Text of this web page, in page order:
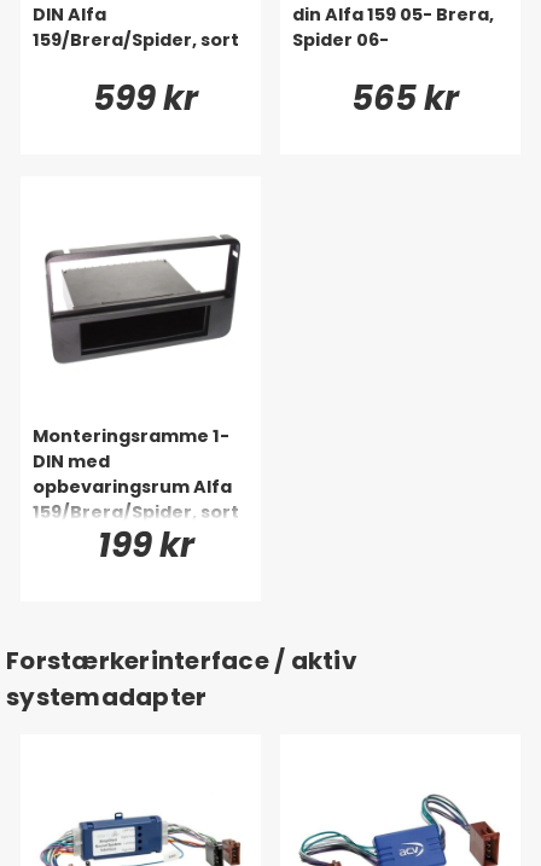
DIN Alfa
159/Brera/Spider, sort
599 kr
din Alfa 159 05- Brera,
Spider 06-
565 kr
Monteringsramme 1-
DIN med
opbevaringsrum Alfa
159/Brera/Spider, sort
199 kr
Forstærkerinterface / aktiv
systemadapter